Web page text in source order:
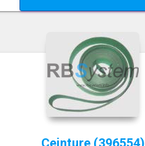
Ceinture (396554)